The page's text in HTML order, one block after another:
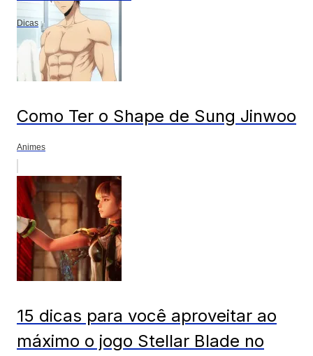
Dicas
Como Ter o Shape de Sung Jinwoo
Animes
15 dicas para você aproveitar ao
máximo o jogo Stellar Blade no